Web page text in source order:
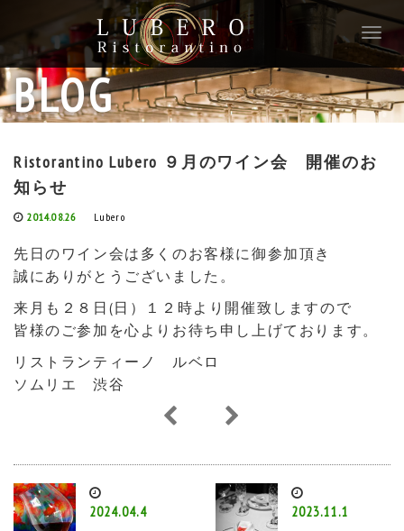
T
o
g
g
l
a
BLOG
Ristorantino Lubero ９月のワイン会 開催のお
知らせ
2014.08.26 Lubero
先日のワイン会は多くのお客様に御参加頂き
誠にありがとうございました。
来月も２８日(日）１２時より開催致しますので
皆様のご参加を心よりお待ち申し上げております。
リストランティーノ ルベロ
ソムリエ 渋谷
2024.04.4 2023.11.1